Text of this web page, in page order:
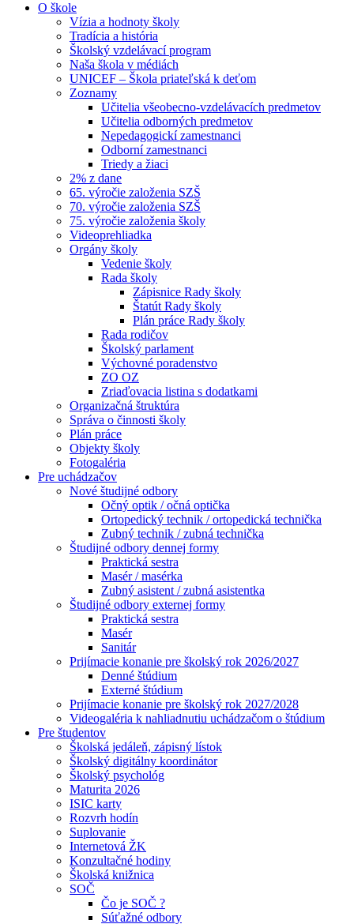
O škole
Vízia a hodnoty školy
Tradícia a história
Školský vzdelávací program
Naša škola v médiách
UNICEF – Škola priateľská k deťom
Zoznamy
Učitelia všeobecno-vzdelávacích predmetov
Učitelia odborných predmetov
Nepedagogickí zamestnanci
Odborní zamestnanci
Triedy a žiaci
2% z dane
65. výročie založenia SZŠ
70. výročie založenia SZŠ
75. výročie založenia školy
Videoprehliadka
Orgány školy
Vedenie školy
Rada školy
Zápisnice Rady školy
Štatút Rady školy
Plán práce Rady školy
Rada rodičov
Školský parlament
Výchovné poradenstvo
ZO OZ
Zriaďovacia listina s dodatkami
Organizačná štruktúra
Správa o činnosti školy
Plán práce
Objekty školy
Fotogaléria
Pre uchádzačov
Nové študijné odbory
Očný optik / očná optička
Ortopedický technik / ortopedická technička
Zubný technik / zubná technička
Študijné odbory dennej formy
Praktická sestra
Masér / masérka
Zubný asistent / zubná asistentka
Študijné odbory externej formy
Praktická sestra
Masér
Sanitár
Prijímacie konanie pre školský rok 2026/2027
Denné štúdium
Externé štúdium
Prijímacie konanie pre školský rok 2027/2028
Videogaléria k nahliadnutiu uchádzačom o štúdium
Pre študentov
Školská jedáleň, zápisný lístok
Školský digitálny koordinátor
Školský psychológ
Maturita 2026
ISIC karty
Rozvrh hodín
Suplovanie
Internetová ŽK
Konzultačné hodiny
Školská knižnica
SOČ
Čo je SOČ ?
Súťažné odbory